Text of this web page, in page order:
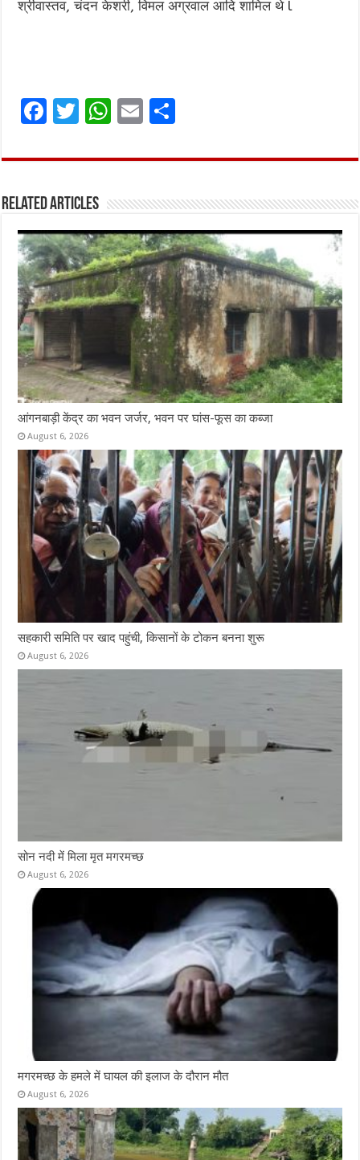
श्रीवास्तव, चंदन केशरी, विमल अग्रवाल आदि शामिल थे l
F
ce
o
o
k
T
it
r
W
at
A
p
p
E
ai ar
Related Articles
आंगनबाड़ी केंद्र का भवन जर्जर, भवन पर घांस-फूस का कब्जा
August 6, 2026
सहकारी समिति पर खाद पहुंची, किसानों के टोकन बनना शुरू
August 6, 2026
सोन नदी में मिला मृत मगरमच्छ
August 6, 2026
मगरमच्छ के हमले में घायल की इलाज के दौरान मौत
August 6, 2026